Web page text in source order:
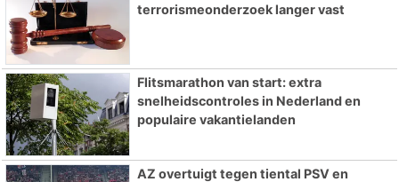
terrorismeonderzoek langer vast
Flitsmarathon van start: extra
snelheidscontroles in Nederland en
populaire vakantielanden
AZ overtuigt tegen tiental PSV en